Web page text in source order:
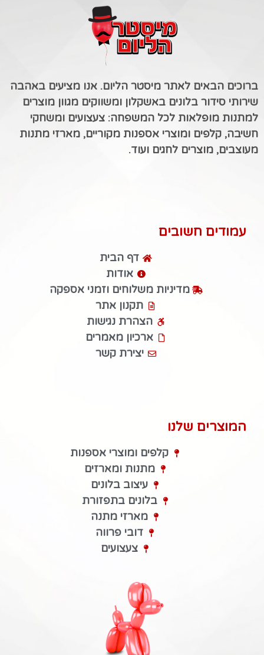
ברוכים הבאים לאתר מיסטר הליום. אנו מציעים באהבה
שירותי סידור בלונים באשקלון ומשווקים מגוון מוצרים
למתנות מופלאות לכל המשפחה: צעצועים ומשחקי
חשיבה, קלפים ומוצרי אספנות מקוריים, מארזי מתנות
מעוצבים, מוצרים לחגים ועוד.
עמודים חשובים
דף הבית
אודות
מדיניות משלוחים וזמני אספקה
תקנון אתר
הצהרת נגישות
ארכיון מאמרים
יצירת קשר
המוצרים שלנו
קלפים ומוצרי אספנות
מתנות ומארזים
עיצוב בלונים
בלונים בתפזורת
מארזי מתנה
דובי פרווה
צעצועים